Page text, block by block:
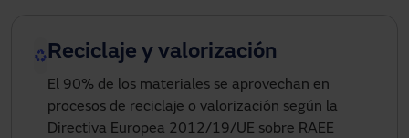
Reciclaje y valorización
El 90% de los materiales se aprovechan en
procesos de reciclaje o valorización según la
Directiva Europea 2012/19/UE sobre RAEE